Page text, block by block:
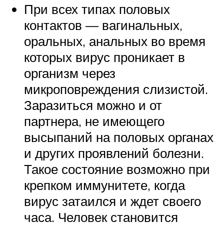
При всех типах половых
контактов — вагинальных,
оральных, анальных во время
которых вирус проникает в
организм через
микроповреждения слизистой.
Заразиться можно и от
партнера, не имеющего
высыпаний на половых органах
и других проявлений болезни.
Такое состояние возможно при
крепком иммунитете, когда
вирус затаился и ждет своего
часа. Человек становится